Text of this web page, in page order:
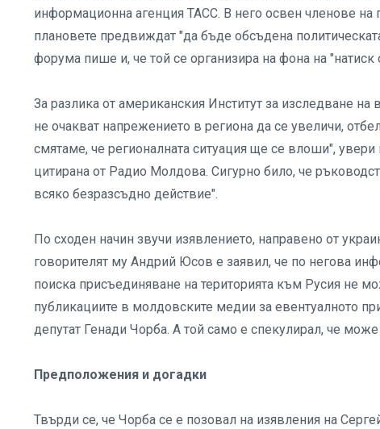
информационна агенция ТАСС. В него освен членове на
плановете предвиждат "да бъде обсъдена
форума пише и, че той се организира на фона на
За разлика от американския Институт за изследване
не очакват напрежението в региона да се увеличи,
смятаме, че регионалната ситуация ще се влоши",
цитирана от Радио Молдова. Сигурно било, че
всяко безразсъдно действие".
По сходен начин звучи изявлението, направено от
говорителят му Андрий Юсов е заявил, че по негова
поиска присъединяване на територията към Русия не
публикациите в молдовските медии за евентуалното
депутат Генади Чорба. А той само е спекулирал, че
Предположения и догадки
Твърди се, че Чорба се е позовал на изявления на